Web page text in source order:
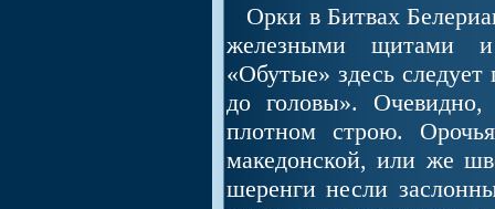
Орки в Битвах
железными щитами
«Обутые» здесь
до головы».
плотном строю.
македонской, или же
шеренги несли